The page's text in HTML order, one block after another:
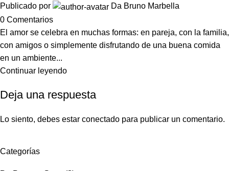
Publicado por
Da Bruno Marbella
0 Comentarios
El amor se celebra en muchas formas: en pareja, con la familia,
con amigos o simplemente disfrutando de una buena comida
en un ambiente...
Continuar leyendo
Deja una respuesta
Lo siento, debes estar conectado para publicar un comentario.
Categorías